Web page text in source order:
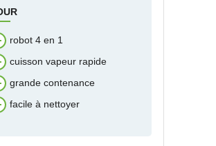
robot 4 en 1
cuisson vapeur rapide
grande contenance
facile à nettoyer